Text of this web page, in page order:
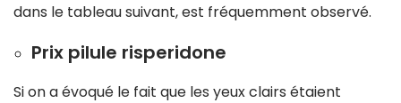
dans le tableau suivant, est fréquemment observé.
Prix pilule risperidone
Si on a évoqué le fait que les yeux clairs étaient